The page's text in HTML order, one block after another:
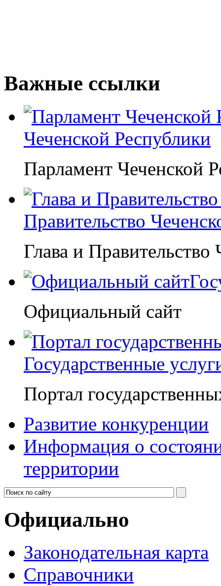
Важные ссылки
Чеченской Республики
Парламент Чеченской
Правительство
Глава и
Официальный сайт
Государственные
Портал
Развитие конкуренции
Информация о
территории
Официально
Законодательная карта
Справочники